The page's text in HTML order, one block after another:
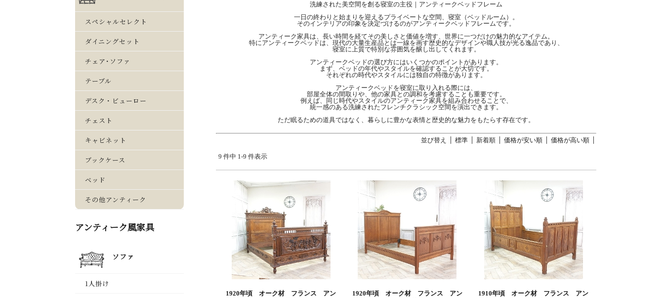
洗練された美空間を創る寝室の主役｜アンティークベッドフレーム
一日の終わりと始まりを迎えるプライベートな空間、寝室（ベッドルーム）。
そのインテリアの印象を決定づけるのがアンティークベッドフレームです。
アンティーク家具は、長い時間を経てその美しさと価値を増す、世界に一つだけの魅力的なアイテム。
特にアンティークベッドは、現代の大量生産品とは一線を画す歴史的なデザインや職人技が光る逸品であり、
寝室に上質で特別な雰囲気を醸し出してくれます。
アンティークベッドの選び方にはいくつかのポイントがあります。
まず、ベッドの年代やスタイルを確認することが大切です。
それぞれの時代やスタイルには独自の特徴があります。
アンティークベッドを寝室に取り入れる際には、
部屋全体の間取りや、他の家具との調和を考慮することも重要です。
例えば、同じ時代やスタイルのアンティーク家具を組み合わせることで、
統一感のある洗練されたフレンチクラシック空間を演出できます。
ただ眠るための道具ではなく、暮らしに豊かな表情と歴史的な魅力をもたらす存在です。
並び替え 標準 新着順 価格が安い順 価格が高い順
9 件中 1-9 件表示
1920年頃 オーク材 フランス アン
1920年頃 オーク材 フランス アン
1910年頃 オーク材 フランス アン